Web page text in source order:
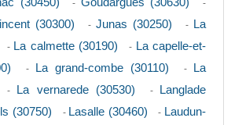
- -
(30300) -Junas (30250) - La
- La calmette (30190) - La capelle-et-
- La grand-combe (30110) -
La
- La vernarede (30530) -
Langlade
(30750) - Lasalle (30460) - Laudun-